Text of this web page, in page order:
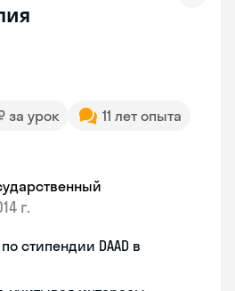
за урок
11 лет опыта
г.
стипендии DAAD в